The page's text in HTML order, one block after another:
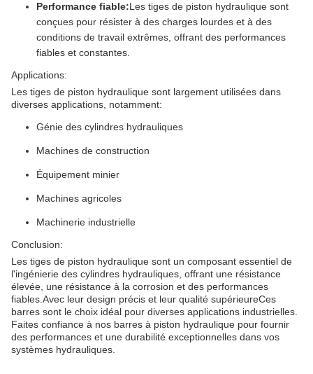
Performance fiable:Les tiges de piston hydraulique sont
conçues pour résister à des charges lourdes et à des
conditions de travail extrêmes, offrant des performances
fiables et constantes.
Applications:
Les tiges de piston hydraulique sont largement utilisées dans
diverses applications, notamment:
Génie des cylindres hydrauliques
Machines de construction
Équipement minier
Machines agricoles
Machinerie industrielle
Conclusion:
Les tiges de piston hydraulique sont un composant essentiel de
l'ingénierie des cylindres hydrauliques, offrant une résistance
élevée, une résistance à la corrosion et des performances
fiables.Avec leur design précis et leur qualité supérieureCes
barres sont le choix idéal pour diverses applications industrielles.
Faites confiance à nos barres à piston hydraulique pour fournir
des performances et une durabilité exceptionnelles dans vos
systèmes hydrauliques.